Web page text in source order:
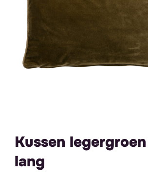
Kussen
lang